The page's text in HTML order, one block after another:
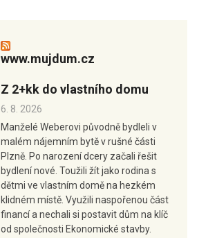
www.mujdum.cz
Z 2+kk do vlastního domu
6. 8. 2026
Manželé Weberovi původně bydleli v
malém nájemním bytě v rušné části
Plzně. Po narození dcery začali řešit
bydlení nové. Toužili žít jako rodina s
dětmi ve vlastním domě na hezkém
klidném místě. Využili naspořenou část
financí a nechali si postavit dům na klíč
od společnosti Ekonomické stavby.